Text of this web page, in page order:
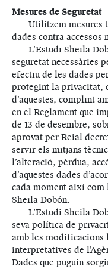
Mesures de Seguretat
Utilitzem mesures
dades contra accessos
L’Estudi Sheila
seguretat necessàries
efectiu de les dades
protegint la privacitat,
d’aquestes, complint
en el Reglament que
de 13 de desembre,
aprovat per Reial
servir els mitjans
l’alteració, pèrdua,
d’aquestes dades
cada moment així com
Sheila Dobón.
L’Estudi Sheila
seva política de
amb les modificacions
interpretatives de
Dades que puguin